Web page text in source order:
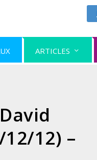
ARTICLES
12) –